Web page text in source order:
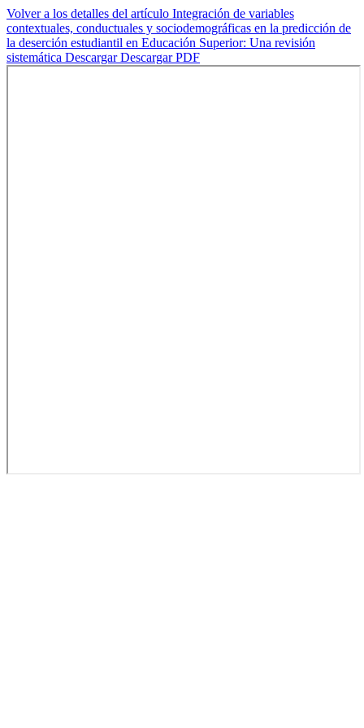
Volver a los detalles del artículo Integración de variables
contextuales, conductuales y sociodemográficas en la predicción de
la deserción estudiantil en Educación Superior: Una revisión
sistemática DescargarDescargar PDF